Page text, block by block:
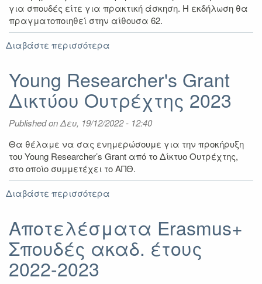
για σπουδές είτε για πρακτική άσκηση. Η εκδήλωση θα
πραγματοποιηθεί στην αίθουσα 62.
Διαβάστε περισσότερα
του
Τμήματος
Γεωπονίας
για
τα
προγράμματα
ERASMUS+
Young Researcher's Grant
Δικτύου Ουτρέχτης 2023
Published onΔευ, 19/12/2022 - 12:40
Θα θέλαμε να σας ενημερώσουμε για την προκήρυξη
τουYoung Researcher’s Grant από το Δίκτυο Ουτρέχτης,
στο οποίο συμμετέχει το ΑΠΘ.
Διαβάστε περισσότερα
Grant
Δικτύου
Ουτρέχτης
Αποτελέσματα Erasmus+
Σπουδές ακαδ. έτους
2022-2023